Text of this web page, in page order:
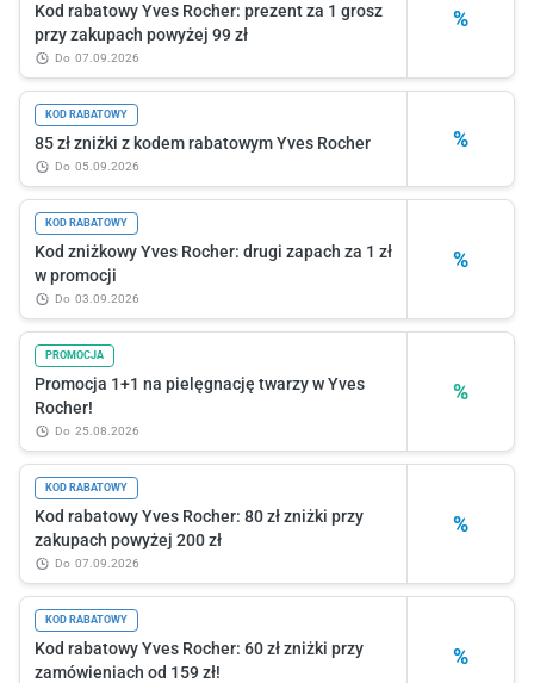
%
Kod rabatowy Yves Rocher: prezent za 1 grosz
przy zakupach powyżej 99 zł
do 07.09.2026
%
KOD RABATOWY
85 zł zniżki z kodem rabatowym Yves Rocher
do 05.09.2026
%
KOD RABATOWY
Kod zniżkowy Yves Rocher: drugi zapach za 1 zł
w promocji
do 03.09.2026
%
PROMOCJA
Promocja 1+1 na pielęgnację twarzy w Yves
Rocher!
do 25.08.2026
%
KOD RABATOWY
Kod rabatowy Yves Rocher: 80 zł zniżki przy
zakupach powyżej 200 zł
do 07.09.2026
%
KOD RABATOWY
Kod rabatowy Yves Rocher: 60 zł zniżki przy
zamówieniach od 159 zł!